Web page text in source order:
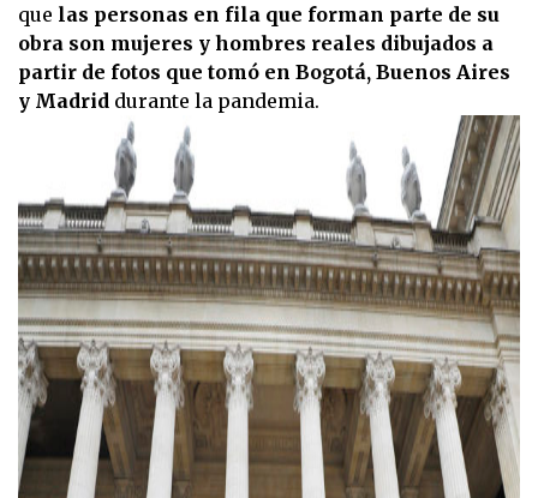
que las personas en fila que forman parte de su
obra son mujeres y hombres reales dibujados a
partir de fotos que tomó en Bogotá, Buenos Aires
y Madrid durante la pandemia.